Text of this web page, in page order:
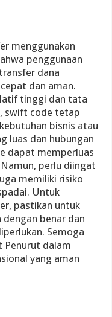
menggunakan
penggunaan
dana
dan aman.
tinggi dan tata
swift code tetap
bisnis atau
luas dan hubungan
dapat memperluas
perlu diingat
memiliki risiko
Untuk
pastikan untuk
benar dan
Semoga
Penurut dalam
yang aman